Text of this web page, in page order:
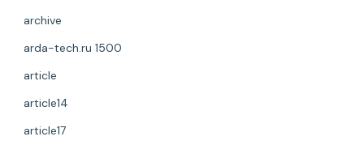
archive
arda-tech.ru 1500
article
article14
article17